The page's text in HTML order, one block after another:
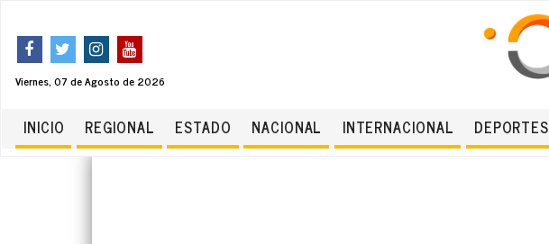
Viernes, 07 de Agosto de 2026
INICIO REGIONAL ESTADO NACIONAL INTERNACIONAL DEPORTES